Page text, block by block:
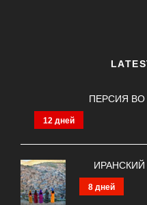
ПЕРСИЯ ВО
12 дней
ИРАНСКИЙ
8 дней